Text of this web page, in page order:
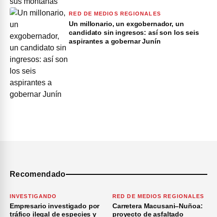
RED DE MEDIOS REGIONALES
Un millonario, un exgobernador, un
candidato sin ingresos: así son los seis
aspirantes a gobernar Junín
Recomendado
INVESTIGANDO
Empresario investigado por
tráfico ilegal de especies y
RED DE MEDIOS REGIONALES
Carretera Macusani–Nuñoa:
proyecto de asfaltado